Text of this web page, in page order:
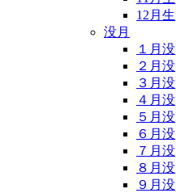
12月生
没月
１月没
２月没
３月没
４月没
５月没
６月没
７月没
８月没
９月没